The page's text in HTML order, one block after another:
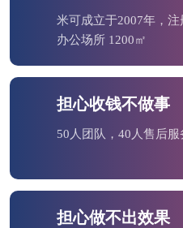
米可成立于2007年，注
办公场所 1200㎡
担心收钱不做事
50人团队，40人售后
担心做不出效果